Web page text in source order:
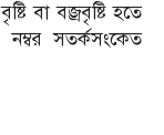
বা বজ্রবৃষ্টি হতে
সতর্কসংকেত